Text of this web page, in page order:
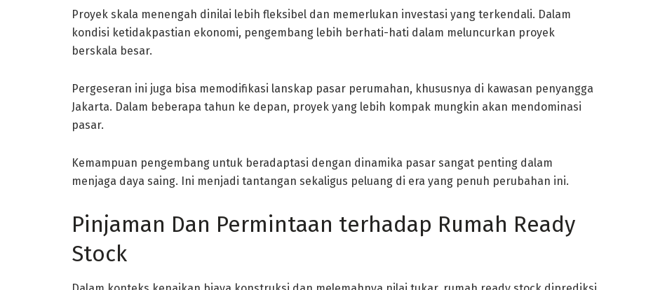
Proyek skala menengah dinilai lebih fleksibel dan memerlukan investasi yang terkendali. Dalam
kondisi ketidakpastian ekonomi, pengembang lebih berhati-hati dalam meluncurkan proyek
berskala besar.
Pergeseran ini juga bisa memodifikasi lanskap pasar perumahan, khususnya di kawasan penyangga
Jakarta. Dalam beberapa tahun ke depan, proyek yang lebih kompak mungkin akan mendominasi
pasar.
Kemampuan pengembang untuk beradaptasi dengan dinamika pasar sangat penting dalam
menjaga daya saing. Ini menjadi tantangan sekaligus peluang di era yang penuh perubahan ini.
Pinjaman Dan Permintaan terhadap Rumah Ready
Stock